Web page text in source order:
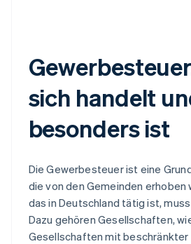
sich handelt
besonders ist
Die Gewerbesteuer ist eine
die von den Gemeinden erhoben
das in Deutschland tätig ist,
Dazu gehören Gesellschaften,
Gesellschaften mit beschränkter